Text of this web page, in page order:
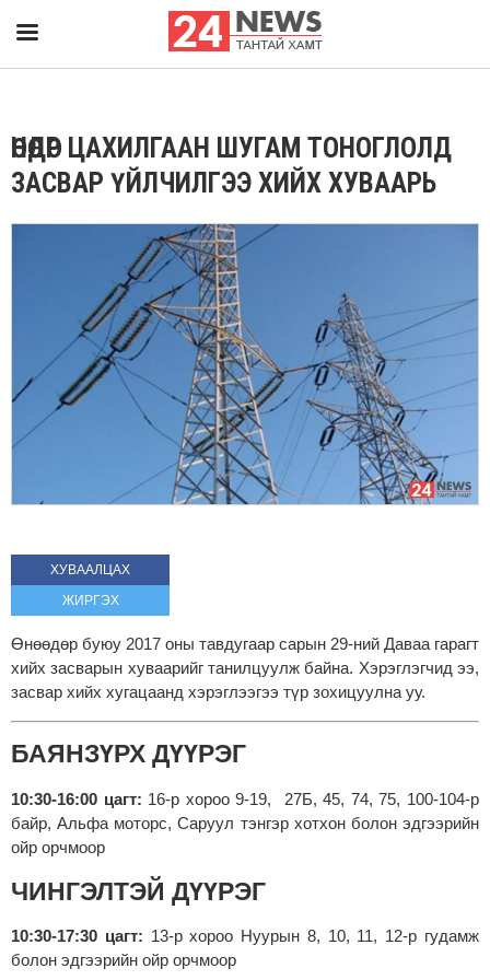
ӨНӨӨДӨР ЦАХИЛГААН ШУГАМ ТОНОГЛОЛД
ЗАСВАР ҮЙЛЧИЛГЭЭ ХИЙХ ХУВААРЬ
ХУВААЛЦАХ
ЖИРГЭХ
Өнөөдөр буюу 2017 оны тавдугаар сарын 29-ний Даваа гарагт
хийх засварын хуваарийг танилцуулж байна. Хэрэглэгчид ээ,
засвар хийх хугацаанд хэрэглээгээ түр зохицуулна уу.
БАЯНЗҮРХ ДҮҮРЭГ
10:30-16:00 цагт: 16-р хороо 9-19, 27Б, 45, 74, 75, 100-104-р
байр, Альфа моторс, Саруул тэнгэр хотхон болон эдгээрийн
ойр орчмоор
ЧИНГЭЛТЭЙ ДҮҮРЭГ
10:30-17:30 цагт: 13-р хороо Нуурын 8, 10, 11, 12-р гудамж
болон эдгээрийн ойр орчмоор